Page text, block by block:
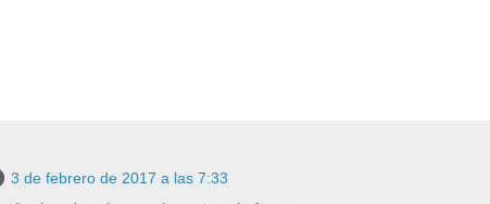
3 de febrero de 2017 a las 7:33